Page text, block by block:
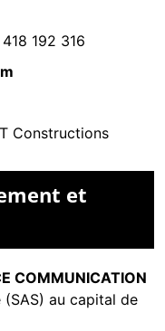
192 316
Constructions
et
COMMUNICATION
au capital de